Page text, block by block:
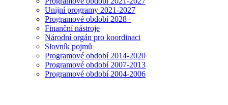
Unijní programy 2021-2027
Programové období 2028+
Finanční nástroje
Národní orgán pro koordinaci
Slovník pojmů
Programové období 2014-2020
Programové období 2007-2013
Programové období 2004-2006